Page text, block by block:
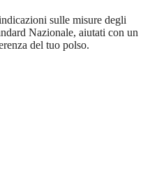
sulle misure degli
Nazionale, aiutati con un
del tuo polso.